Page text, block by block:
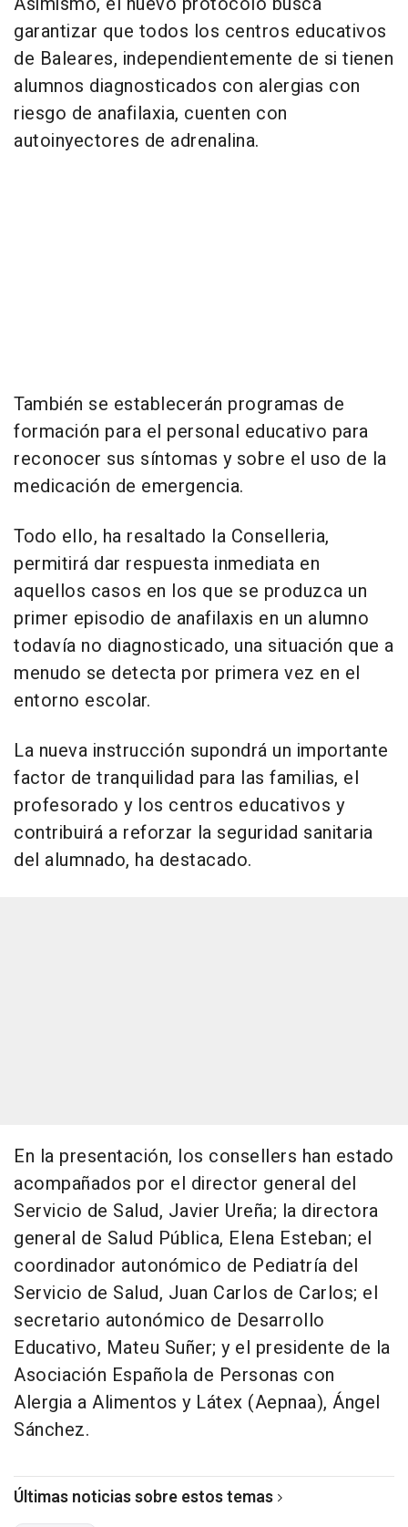
garantizar que todos los centros educativos
de Baleares, independientemente de si tienen
alumnos diagnosticados con alergias con
riesgo de anafilaxia, cuenten con
autoinyectores de adrenalina.
También se establecerán programas de
formación para el personal educativo para
reconocer sus síntomas y sobre el uso de la
medicación de emergencia.
Todo ello, ha resaltado la Conselleria,
permitirá dar respuesta inmediata en
aquellos casos en los que se produzca un
primer episodio de anafilaxis en un alumno
todavía no diagnosticado, una situación que a
menudo se detecta por primera vez en el
entorno escolar.
La nueva instrucción supondrá un importante
factor de tranquilidad para las familias, el
profesorado y los centros educativos y
contribuirá a reforzar la seguridad sanitaria
del alumnado, ha destacado.
En la presentación, los consellers han estado
acompañados por el director general del
Servicio de Salud, Javier Ureña; la directora
general de Salud Pública, Elena Esteban; el
coordinador autonómico de Pediatría del
Servicio de Salud, Juan Carlos de Carlos; el
secretario autonómico de Desarrollo
Educativo, Mateu Suñer; y el presidente de la
Asociación Española de Personas con
Alergia a Alimentos y Látex (Aepnaa), Ángel
Sánchez.
Últimas noticias sobre estos temas